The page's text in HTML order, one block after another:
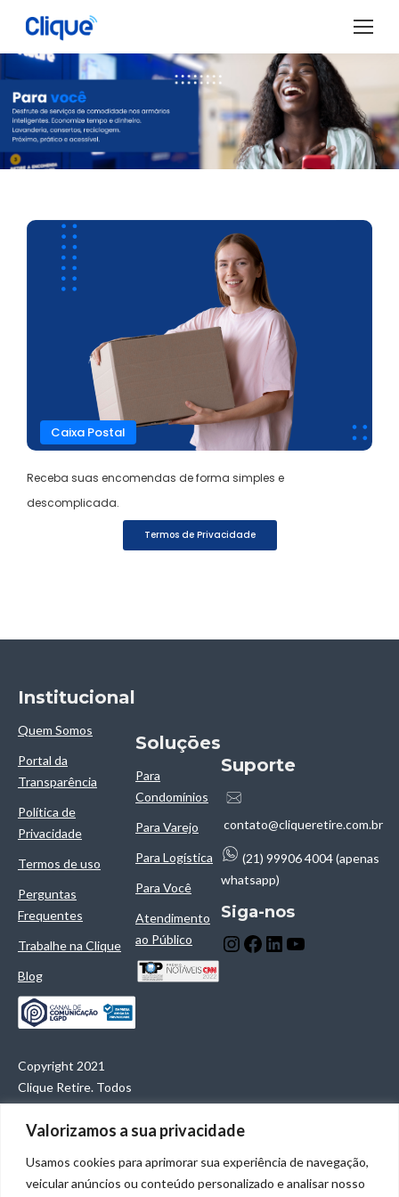
Valorizamos a sua privacidade
Usamos cookies para aprimorar sua experiência de navegação,
veicular anúncios ou conteúdo personalizado e analisar nosso
Caixa Postal
Receba suas encomendas de forma simples e
descomplicada.
Termos de Privacidade
Institucional
Quem Somos
Portal da
Transparência
Política de
Privacidade
Termos de uso
Perguntas
Frequentes
Trabalhe na Clique
Blog
Soluçōes
Para
Condomínios
Para Varejo
Para Logística
Para Você
Atendimento
ao Público
Suporte
contato@cliqueretire.com.br
(21) 99906 4004 (apenas
whatsapp)
Siga-nos
Copyright 2021
Clique Retire. Todos
os direitos
reservados.
Clique Retire
Tecnologia e